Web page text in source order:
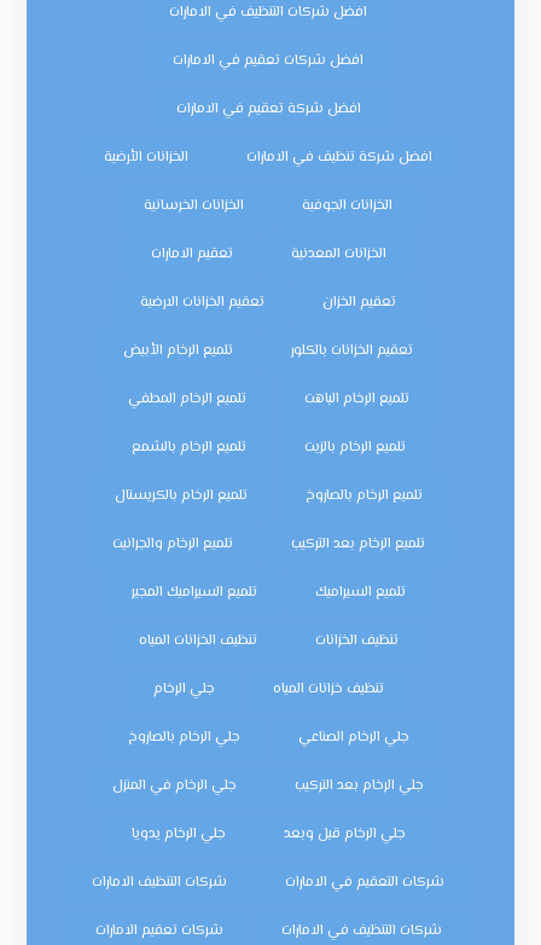
افضل شركات التنظيف في الامارات
افضل شركات تعقيم في الامارات
افضل شركة تعقيم في الامارات
افضل شركة تنظيف في الامارات الخزانات الأرضية
الخزانات الجوفية الخزانات الخرسانية
الخزانات المعدنية تعقيم الامارات
تعقيم الخزان تعقيم الخزانات الارضية
تعقيم الخزانات بالكلور تلميع الرخام الأبيض
تلميع الرخام الباهت تلميع الرخام المطفي
تلميع الرخام بالزيت تلميع الرخام بالشمع
تلميع الرخام بالصاروخ تلميع الرخام بالكريستال
تلميع الرخام بعد التركيب تلميع الرخام والجرانيت
تلميع السيراميك تلميع السيراميك المجير
تنظيف الخزانات تنظيف الخزانات المياه
تنظيف خزانات المياه جلي الرخام
جلي الرخام الصناعي جلي الرخام بالصاروخ
جلي الرخام بعد التركيب جلي الرخام في المنزل
جلي الرخام قبل وبعد جلي الرخام يدويا
شركات التعقيم في الامارات شركات التنظيف الامارات
شركات التنظيف في الامارات شركات تعقيم الامارات